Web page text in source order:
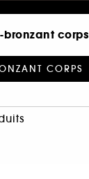
bronzant corps
CORPS